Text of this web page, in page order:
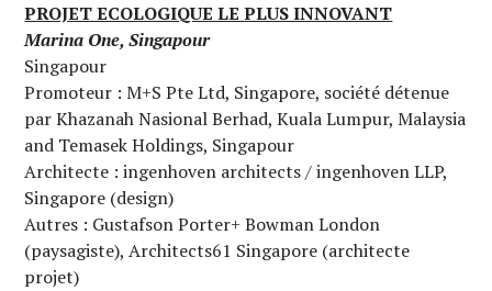
PROJET ECOLOGIQUE LE PLUS INNOVANT
Marina One, Singapour
Singapour
Promoteur : M+S Pte Ltd, Singapore, société détenue
par Khazanah Nasional Berhad, Kuala Lumpur, Malaysia
and Temasek Holdings, Singapour
Architecte : ingenhoven architects / ingenhoven LLP,
Singapore (design)
Autres : Gustafson Porter+ Bowman London
(paysagiste), Architects61 Singapore (architecte
projet)